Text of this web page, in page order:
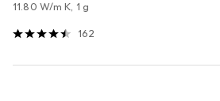
11.80 W/m K, 1 g
162